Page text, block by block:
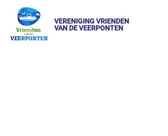
VERENIGING VRIENDEN
VAN DE VEERPONTEN